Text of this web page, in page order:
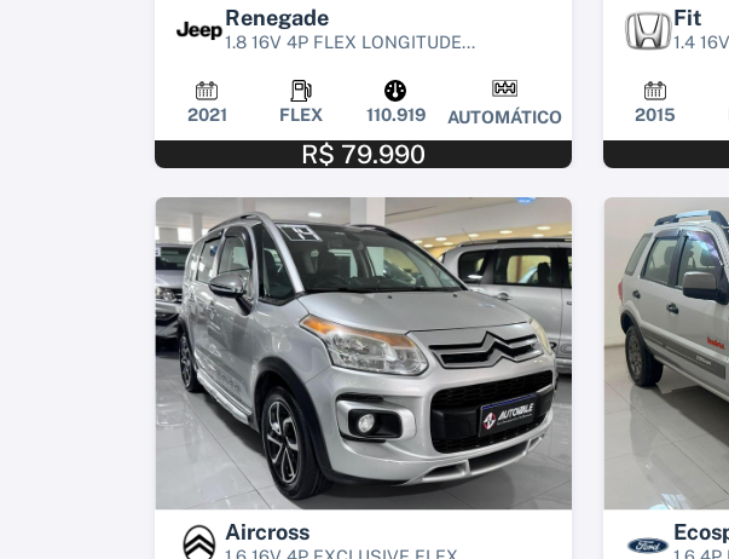
Renegade
1.8 16V 4P FLEX LONGITUDE...
2021 FLEX 110.919 AUTOMÁTICO
R$ 79.990
Fit
1.4
2015
Aircross